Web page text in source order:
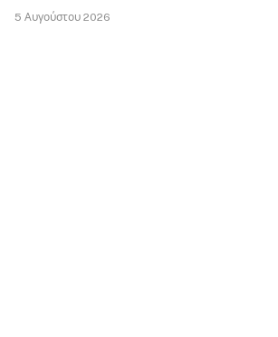
5 Αυγούστου 2026